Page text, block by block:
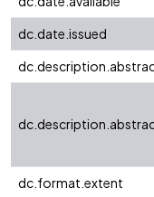
dc.date.issued
dc.format.extent